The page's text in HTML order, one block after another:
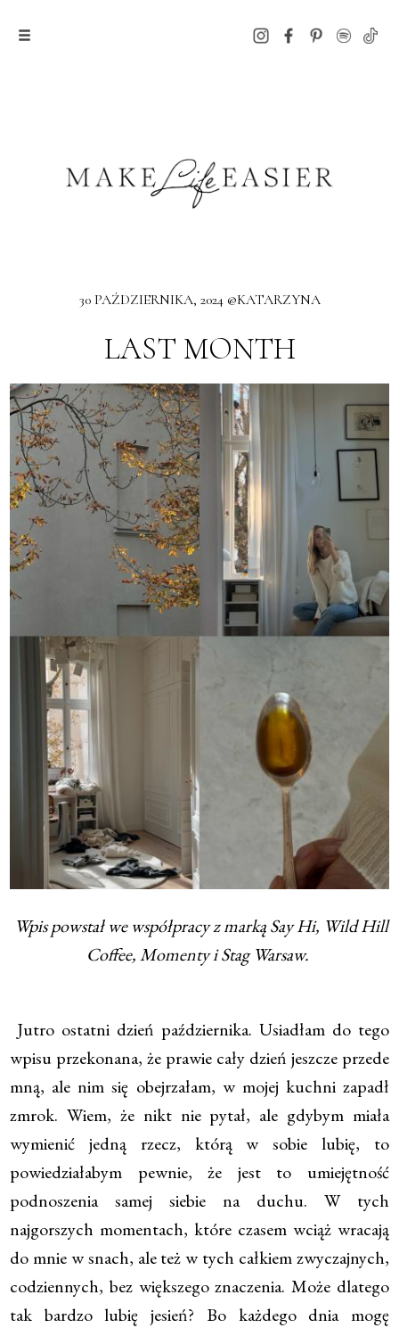
30 PAŹDZIERNIKA, 2024 @KATARZYNA
LAST MONTH
Wpis powstał we współpracy z marką Say Hi, Wild Hill
Coffee, Momenty i Stag Warsaw.
Jutro ostatni dzień października. Usiadłam do tego
wpisu przekonana, że prawie cały dzień jeszcze przede
mną, ale nim się obejrzałam, w mojej kuchni zapadł
zmrok. Wiem, że nikt nie pytał, ale gdybym miała
wymienić jedną rzecz, którą w sobie lubię, to
powiedziałabym pewnie, że jest to umiejętność
podnoszenia samej siebie na duchu. W tych
najgorszych momentach, które czasem wciąż wracają
do mnie w snach, ale też w tych całkiem zwyczajnych,
codziennych, bez większego znaczenia. Może dlatego
tak bardzo lubię jesień? Bo każdego dnia mogę